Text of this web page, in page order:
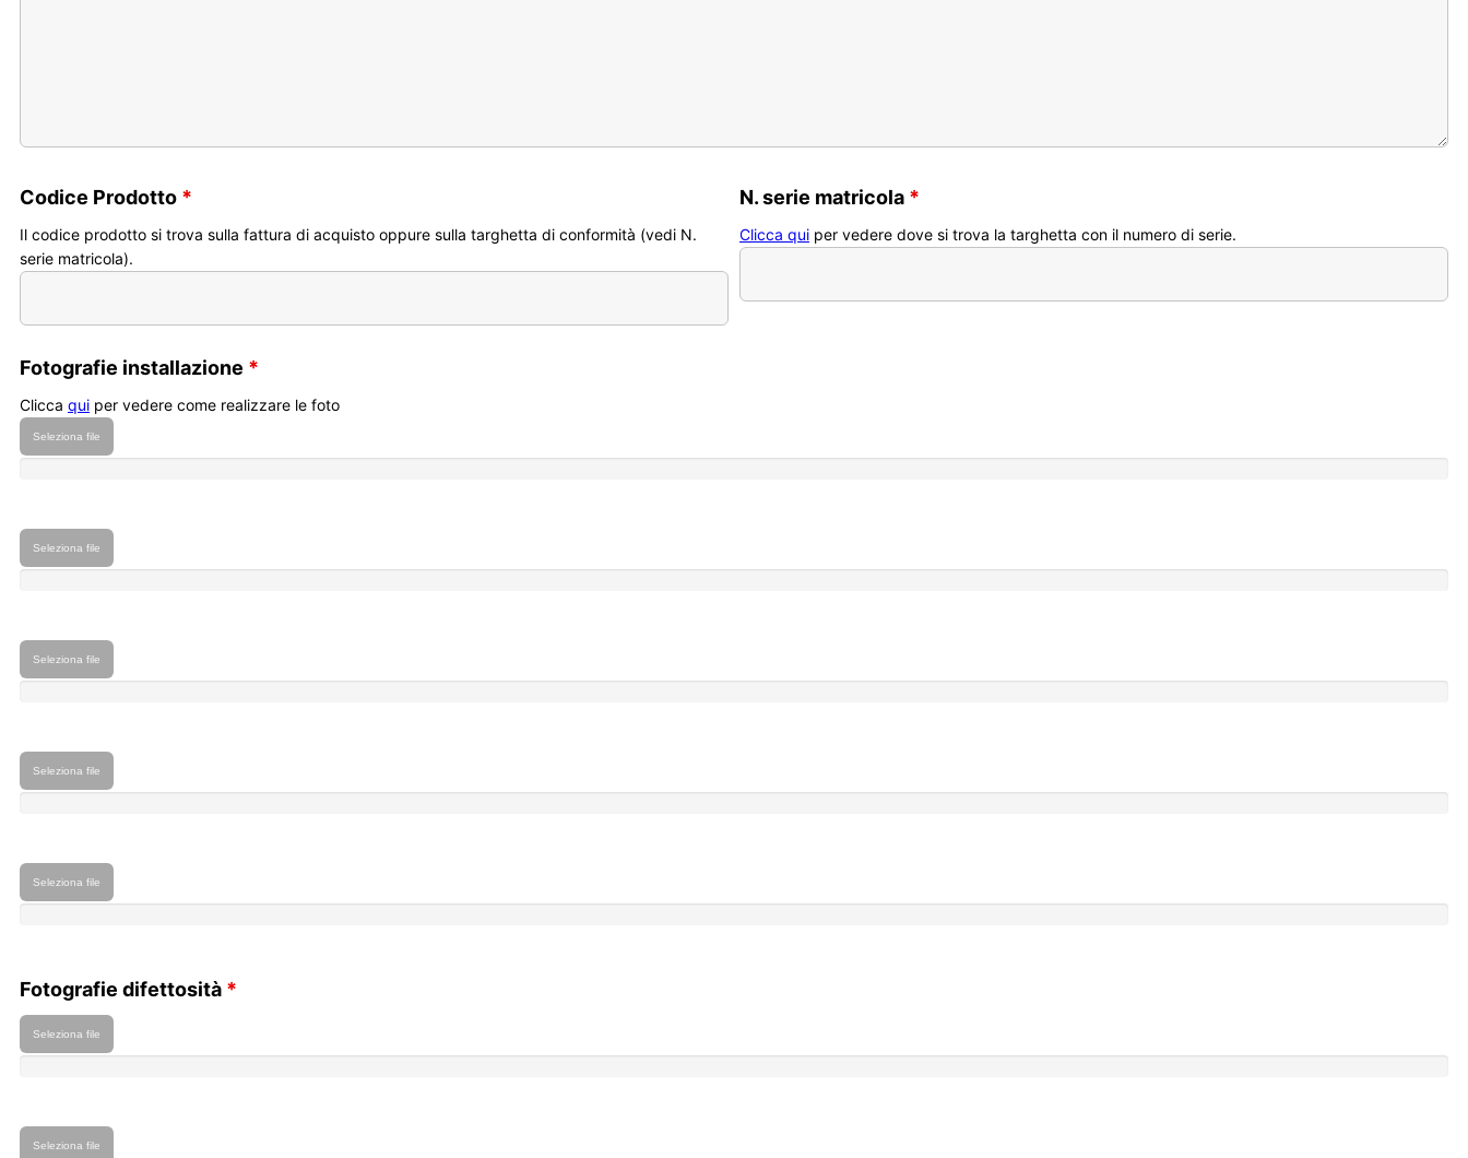
Codice Prodotto *
Il codice prodotto si trova sulla fattura di acquisto oppure sulla targhetta di conformità (vedi N.
serie matricola).
N. serie matricola *
Clicca qui per vedere dove si trova la targhetta con il numero di serie.
Fotografie installazione *
Seleziona file
Clicca qui per vedere come realizzare le foto
Seleziona file
Seleziona file
Seleziona file
Seleziona file
Fotografie difettosità *
Seleziona file
Seleziona file